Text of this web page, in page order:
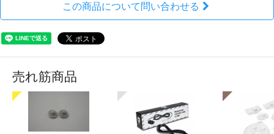
この商品について問い合わせる
売れ筋商品